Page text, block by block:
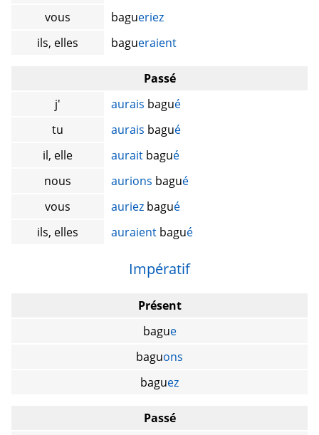
vous
bagueriez
ils, elles
bagueraient
Passé
j'
aurais bagué
tu
aurais bagué
il, elle
aurait bagué
nous
aurions bagué
vous
auriez bagué
ils, elles
auraient bagué
Impératif
Présent
bague
baguons
baguez
Passé